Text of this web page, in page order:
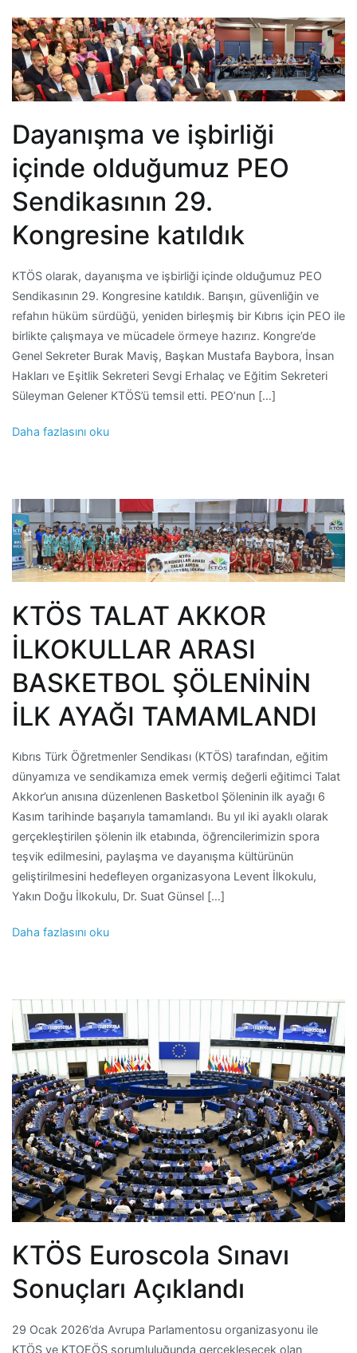
Dayanışma ve işbirliği
içinde olduğumuz PEO
Sendikasının 29.
Kongresine katıldık
KTÖS olarak, dayanışma ve işbirliği içinde olduğumuz PEO
Sendikasının 29. Kongresine katıldık. Barışın, güvenliğin ve
refahın hüküm sürdüğü, yeniden birleşmiş bir Kıbrıs için PEO ile
birlikte çalışmaya ve mücadele örmeye hazırız. Kongre’de
Genel Sekreter Burak Maviş, Başkan Mustafa Baybora, İnsan
Hakları ve Eşitlik Sekreteri Sevgi Erhalaç ve Eğitim Sekreteri
Süleyman Gelener KTÖS’ü temsil etti. PEO’nun […]
Daha fazlasını oku
KTÖS TALAT AKKOR
İLKOKULLAR ARASI
BASKETBOL ŞÖLENİNİN
İLK AYAĞI TAMAMLANDI
Kıbrıs Türk Öğretmenler Sendikası (KTÖS) tarafından, eğitim
dünyamıza ve sendikamıza emek vermiş değerli eğitimci Talat
Akkor’un anısına düzenlenen Basketbol Şöleninin ilk ayağı 6
Kasım tarihinde başarıyla tamamlandı. Bu yıl iki ayaklı olarak
gerçekleştirilen şölenin ilk etabında, öğrencilerimizin spora
teşvik edilmesini, paylaşma ve dayanışma kültürünün
geliştirilmesini hedefleyen organizasyona Levent İlkokulu,
Yakın Doğu İlkokulu, Dr. Suat Günsel […]
Daha fazlasını oku
KTÖS Euroscola Sınavı
Sonuçları Açıklandı
29 Ocak 2026’da Avrupa Parlamentosu organizasyonu ile
KTÖS ve KTOEÖS sorumluluğunda gerçekleşecek olan